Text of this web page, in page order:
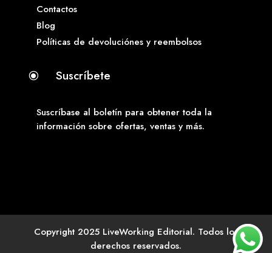
Contactos
Blog
Políticas de devoluciónes y reembolsos
\ Suscríbete
Suscríbase al boletín para obtener toda la
información sobre ofertas, ventas y más.
Copyright 2025 LiveWorking Editorial. Todos los
derechos reservados.